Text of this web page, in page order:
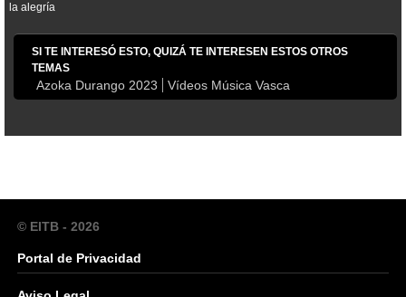
la alegría
SI TE INTERESÓ ESTO, QUIZÁ TE INTERESEN ESTOS OTROS
TEMAS
Azoka Durango 2023 Vídeos Música Vasca
© EITB - 2026
Portal de Privacidad